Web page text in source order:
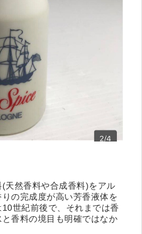
天然香料や合成香料)をアル
の完成度が高い芳香液体を
世紀前後で、それまでは香
香料の境目も明確ではなか